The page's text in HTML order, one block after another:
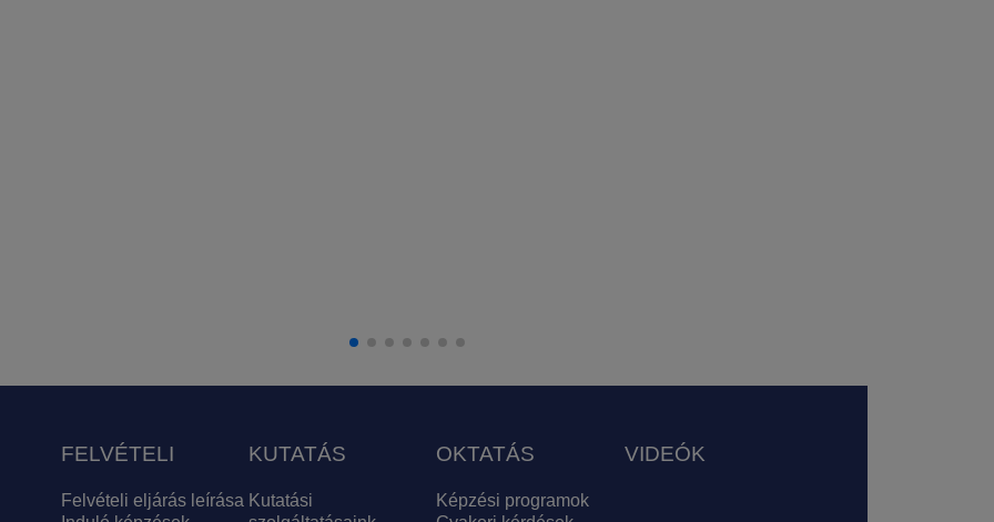
FELVÉTELI
Felvételi eljárás leírása
KUTATÁS
Kutatási
OKTATÁS
Képzési programok
VIDEÓK